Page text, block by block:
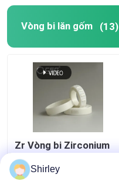
Vòng bi lăn gốm (13)
Zr Vòng bi Zirconium
Zirconia có độ chính
xác cao Dòng NU200
Shirley